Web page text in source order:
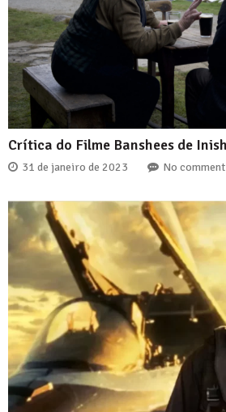
Crítica do Filme Banshees de
31 de janeiro de 2023 No comment